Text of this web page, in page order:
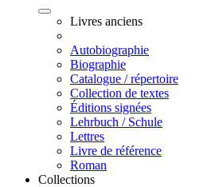
Livres anciens
Autobiographie
Biographie
Catalogue / répertoire
Collection de textes
Éditions signées
Lehrbuch / Schule
Lettres
Livre de référence
Roman
Collections